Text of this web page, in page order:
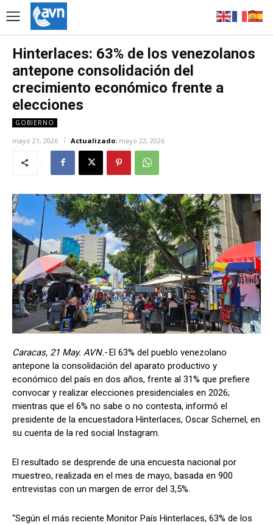
Hinterlaces: 63% de los venezolanos
antepone consolidación del
crecimiento económico frente a
elecciones
GOBIERNO
mayo 21, 2026 Actualizado: mayo 22, 2026
Caracas, 21 May. AVN.- El 63% del pueblo venezolano
antepone la consolidación del aparato productivo y
económico del país en dos años, frente al 31% que prefiere
convocar y realizar elecciones presidenciales en 2026;
mientras que el 6% no sabe o no contesta, informó el
presidente de la encuestadora Hinterlaces, Oscar Schemel, en
su cuenta de la red social Instagram.
El resultado se desprende de una encuesta nacional por
muestreo, realizada en el mes de mayo, basada en 900
entrevistas con un margen de error del 3,5%.
“Según el más reciente Monitor País Hinterlaces, 63% de los